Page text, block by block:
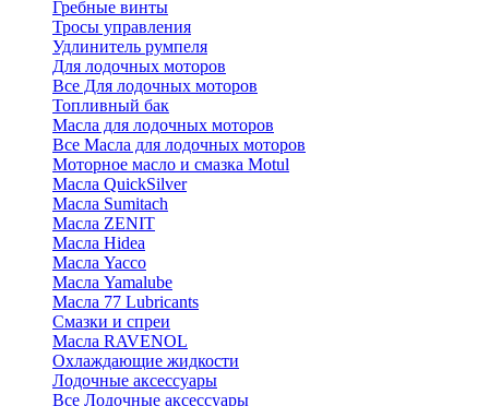
Гребные винты
Тросы управления
Удлинитель румпеля
Для лодочных моторов
Все Для лодочных моторов
Топливный бак
Масла для лодочных моторов
Все Масла для лодочных моторов
Моторное масло и смазка Motul
Масла QuickSilver
Масла Sumitach
Масла ZENIT
Масла Hidea
Масла Yacco
Масла Yamalube
Масла 77 Lubricants
Смазки и спреи
Масла RAVENOL
Охлаждающие жидкости
Лодочные аксессуары
Все Лодочные аксессуары